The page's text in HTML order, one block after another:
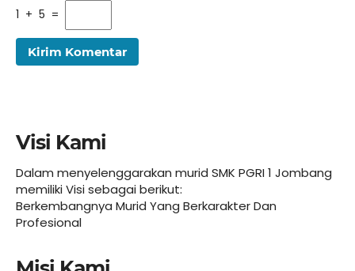
1 + 5 =
Visi Kami
Dalam menyelenggarakan murid SMK PGRI 1 Jombang
memiliki Visi sebagai berikut:
Berkembangnya Murid Yang Berkarakter Dan
Profesional